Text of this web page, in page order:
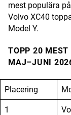
mest populära
Volvo XC40
Model Y.
TOPP 20 MEST
MAJ–JUNI
Placering
1